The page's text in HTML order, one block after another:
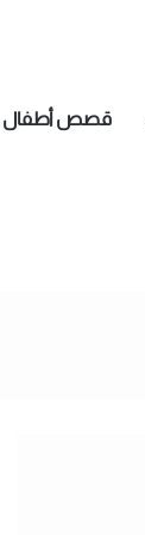
قصص أطفال